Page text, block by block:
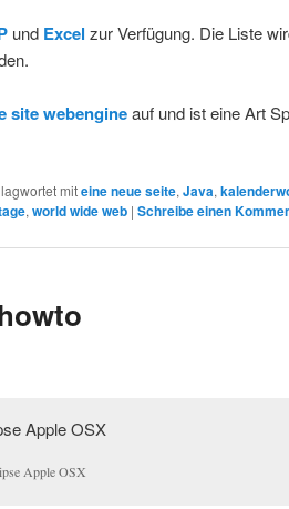
und Excel zur Verfügung. Die Liste
site webengineauf und ist eine Art
miteine neue seite, Java,
, world wide web | Schreibe einen
Apple OSX